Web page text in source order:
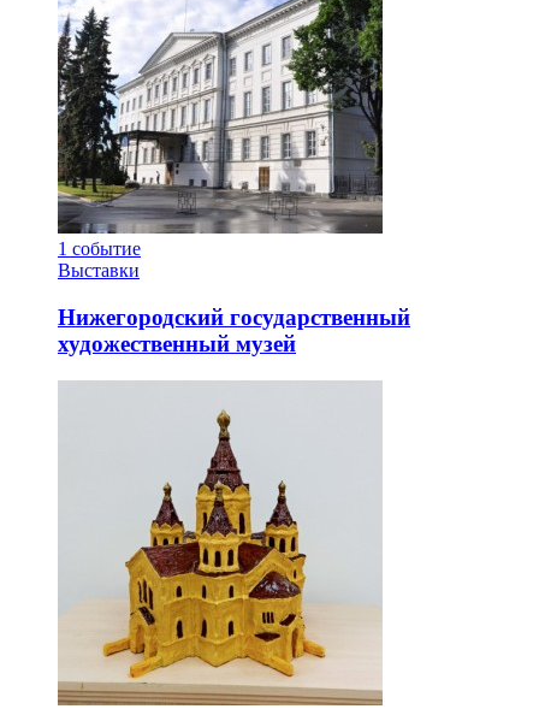
1 событие
Выставки
Нижегородский государственный
художественный музей